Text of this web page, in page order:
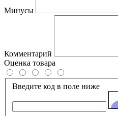
Минусы
Комментарий
Оценка товара
Введите код в поле ниже